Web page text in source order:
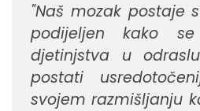
"Naš mozak postaje
podijeljen kako
djetinjstva u
postati
svojem razmišljanju